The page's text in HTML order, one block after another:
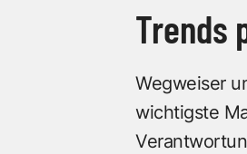
Trends
Wegweiser
wichtigste